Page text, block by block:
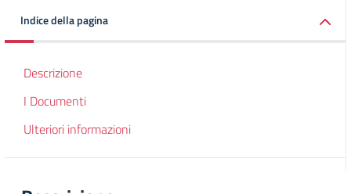
Indice della pagina
Descrizione
I Documenti
Ulteriori informazioni